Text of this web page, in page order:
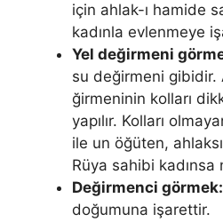
için ahlak-ı hamide
kadınla evlenmeye
Yel değirmeni
su değirmeni
ğirmeninin kolları
yapılır. Kolları
ile un öğüten,
Rüya sahibi
Değirmenci görmek:
doğumuna işarettir.